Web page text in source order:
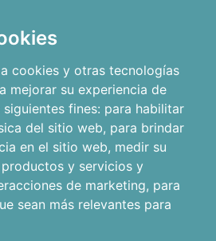
cookies y otras tecnologías
mejorar su experiencia de
fines: para habilitar
del sitio web, para brindar
en el sitio web, medir su
y servicios y
de marketing, para
sean más relevantes para